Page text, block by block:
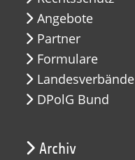
Angebote
Partner
Formulare
Landesverbände
DPolG Bund
Archiv